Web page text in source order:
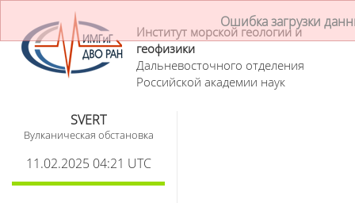
Ошибка загрузки
Институт морской геологии и
геофизики
Дальневосточного отделения
Российской академии наук
SVERT
Вулканическая обстановка
11.02.2025 04:21 UTC